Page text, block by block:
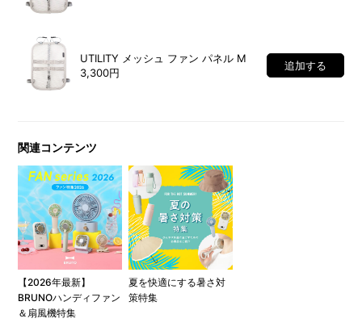
UTILITY メッシュ ファン パネル M
3,300円
追加する
関連コンテンツ
【2026年最新】
BRUNOハンディファン
＆扇風機特集
夏を快適にする暑さ対
策特集